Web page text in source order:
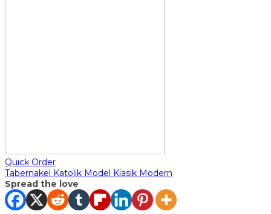
Quick Order
Tabernakel Katolik Model Klasik Modern
Spread the love